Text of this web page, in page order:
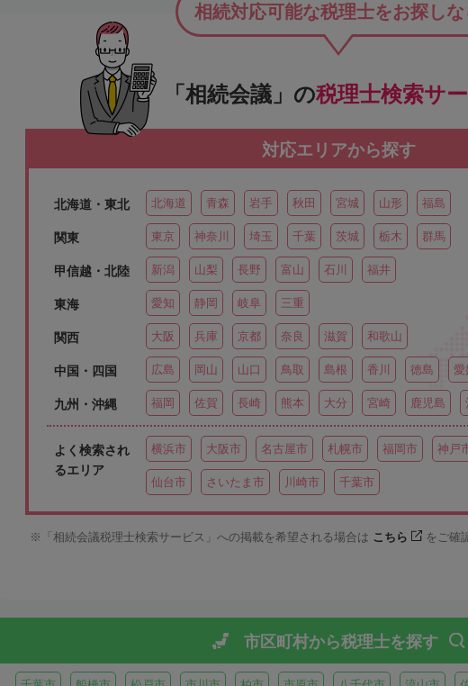
「相続会議」の税理士検索サ
相続対応可能な税理士をお探しな
対応エリアから探す
北海道・東北 北海道 青森 岩手 秋田 宮城 山形 福島
関東 東京 神奈川 埼玉 千葉 茨城 栃木 群馬
甲信越・北陸 新潟 山梨 長野 富山 石川 福井
東海 愛知 静岡 岐阜 三重
関西 大阪 兵庫 京都 奈良 滋賀 和歌山
中国・四国 広島 岡山 山口 鳥取 島根 香川 徳島 愛
九州・沖縄 福岡 佐賀 長崎 熊本 大分 宮崎 鹿児島
よく検索され
るエリア
横浜市 大阪市 名古屋市 札幌市 福岡市 神戸
仙台市 さいたま市 川崎市 千葉市
「相続会議税理士検索サービス」への掲載を希望される場合は こちら をご確
市区町村から税理士を探す